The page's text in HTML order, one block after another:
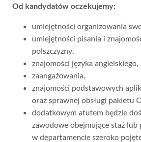
Od kandydatów oczekujemy:
umiejętności organizowania
umiejętności pisania i
polszczyzny,
znajomości języka angielskiego,
zaangażowania,
znajomości podstawowych
oraz sprawnej obsługi pakietu
dodatkowym atutem będzie
zawodowe obejmujące staż lub
w departamencie szeroko